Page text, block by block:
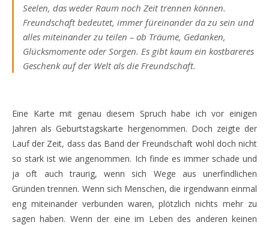
Seelen, das weder Raum noch Zeit trennen können.
Freundschaft bedeutet, immer füreinander da zu sein und
alles miteinander zu teilen – ob Träume, Gedanken,
Glücksmomente oder Sorgen. Es gibt kaum ein kostbareres
Geschenk auf der Welt als die Freundschaft.
Eine Karte mit genau diesem Spruch habe ich vor einigen
Jahren als Geburtstagskarte hergenommen. Doch zeigte der
Lauf der Zeit, dass das Band der Freundschaft wohl doch nicht
so stark ist wie angenommen. Ich finde es immer schade und
ja oft auch traurig, wenn sich Wege aus unerfindlichen
Gründen trennen. Wenn sich Menschen, die irgendwann einmal
eng miteinander verbunden waren, plötzlich nichts mehr zu
sagen haben. Wenn der eine im Leben des anderen keinen